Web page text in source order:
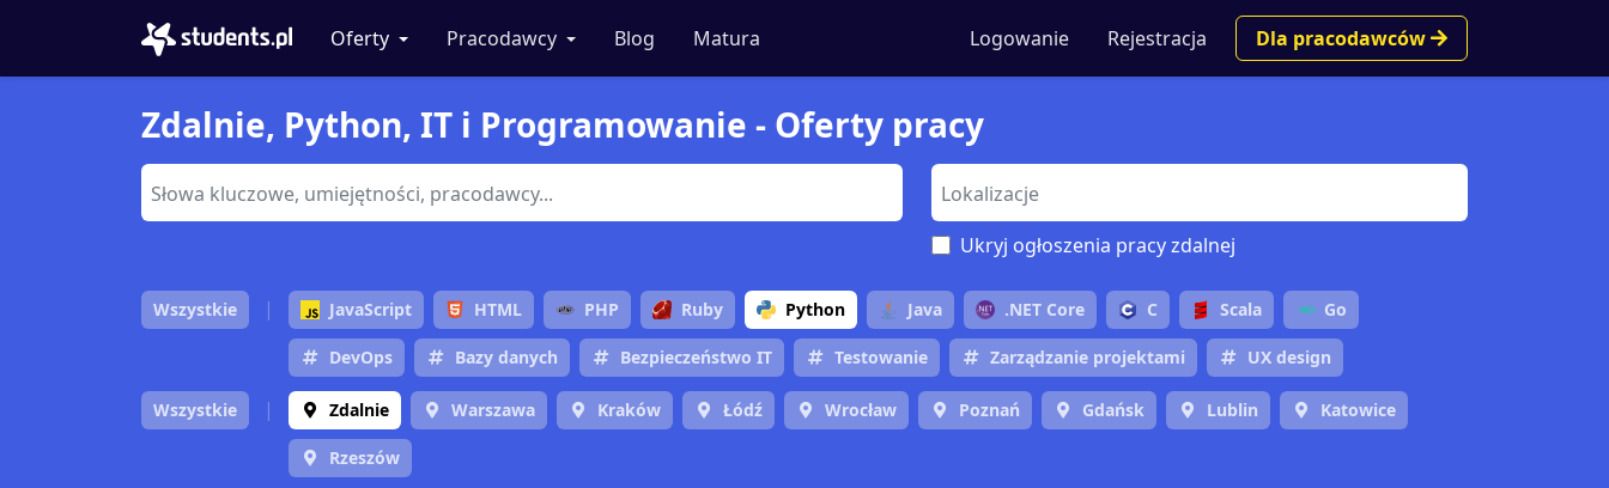
Oferty Pracodawcy Blog Matura Logowanie Rejestracja Dla pracodawców
Zdalnie, Python, IT i Programowanie - Oferty pracy
Ukryj ogłoszenia pracy zdalnej
Wszystkie JavaScript HTML PHP Ruby Python Java .NET Core C Scala Go
DevOps Bazy danych Bezpieczeństwo IT Testowanie Zarządzanie projektami UX design
Wszystkie Zdalnie Warszawa Kraków Łódź Wrocław Poznań Gdańsk Lublin Katowice
Rzeszów